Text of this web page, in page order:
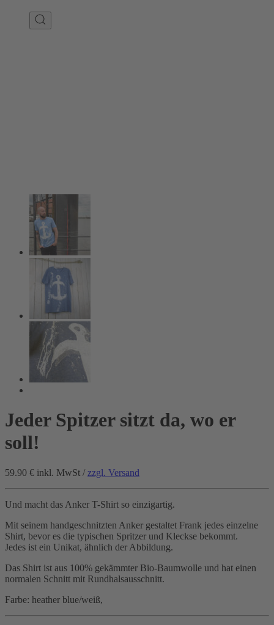
Jeder Spitzer sitzt da, wo er
soll!
59.90 € inkl. MwSt / zzgl. Versand
Und macht das Anker T-Shirt so einzigartig.
Mit seinem handgeschnitzten Anker gestaltet Frank jedes einzelne
Shirt, bevor es die typischen Spritzer und Kleckse bekommt.
Jedes ist ein Unikat, ähnlich der Abbildung.
Das Shirt ist aus 100% gekämmter Bio-Baumwolle und hat einen
normalen Schnitt mit Rundhalsausschnitt.
Farbe: heather blue/weiß,